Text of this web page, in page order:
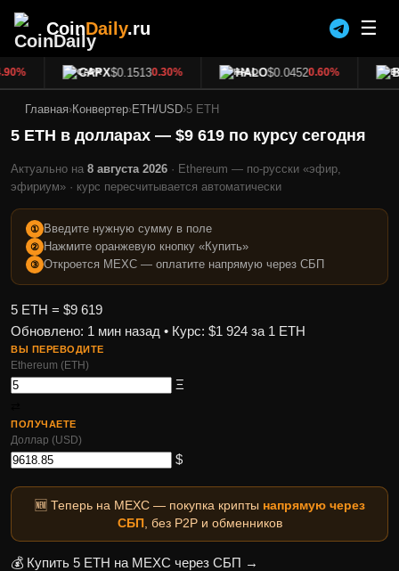
CoinDaily.ru ☰
CAPX$0.15130.30% HALO$0.04520.60%
Главная›Конвертер›ETH/USD›5 ETH
5 ETH в долларах — $9 619 по курсу сегодня
Актуально на 8 августа 2026 · Ethereum — по-русски «эфир,
эфириум» · курс пересчитывается автоматически
① Введите нужную сумму в поле
② Нажмите оранжевую кнопку «Купить»
③ Откроется MEXC — оплатите напрямую через СБП
5 ETH = $9 619
Обновлено: 1 мин назад • Курс: $1 924 за 1 ETH
ВЫ ПЕРЕВОДИТЕ
Ethereum (ETH)
Ξ
ПОЛУЧАЕТЕ
Доллар (USD)
$
🆕 Теперь на MEXC — покупка крипты напрямую через
СБП, без P2P и обменников
💰 Купить 5 ETH на MEXC через СБП →